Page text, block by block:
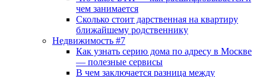
чем занимается
Сколько стоит дарственная на квартиру
ближайшему родственнику
Недвижимость #7
Как узнать серию дома по адресу в Москве
— полезные сервисы
В чем заключается разница между